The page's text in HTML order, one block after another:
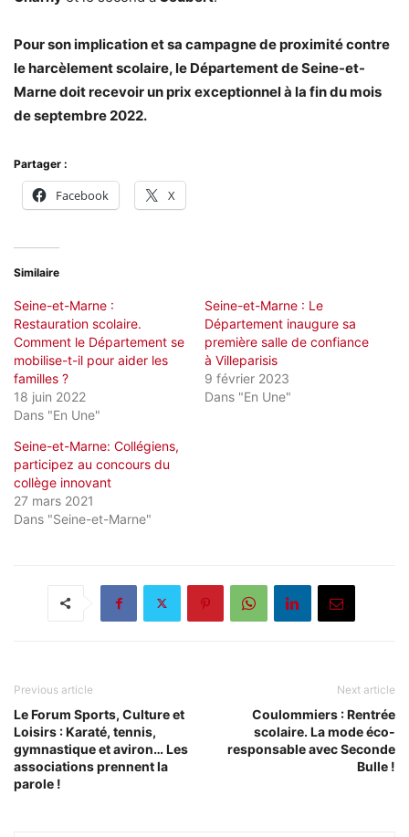
Pour son implication et sa campagne de proximité contre
le harcèlement scolaire, le Département de Seine-et-
Marne doit recevoir un prix exceptionnel à la fin du mois
de septembre 2022.
Partager :
Facebook X
Similaire
Seine-et-Marne :
Restauration scolaire.
Comment le Département se
mobilise-t-il pour aider les
familles ?
18 juin 2022
Dans "En Une"
Seine-et-Marne : Le
Département inaugure sa
première salle de confiance
à Villeparisis
9 février 2023
Dans "En Une"
Seine-et-Marne: Collégiens,
participez au concours du
collège innovant
27 mars 2021
Dans "Seine-et-Marne"
Previous article
Le Forum Sports, Culture et
Loisirs : Karaté, tennis,
gymnastique et aviron… Les
associations prennent la
parole !
Next article
Coulommiers : Rentrée
scolaire. La mode éco-
responsable avec Seconde
Bulle !